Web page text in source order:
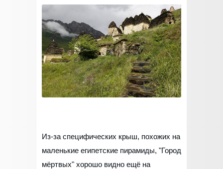
Из-за специфических крыш, похожих на
маленькие египетские пирамиды, "Город
мёртвых" хорошо видно ещё на